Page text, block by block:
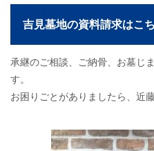
吉見墓地の資料請求はこ
承継のご相談、ご納骨、お墓じ
す。
お困りごとがありましたら、近